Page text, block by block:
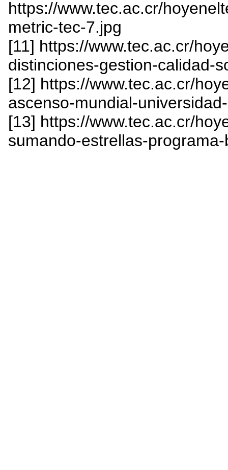
https://www.tec.ac.cr/
metric-tec-7.jpg
[11] https://www.tec.ac.cr/
distinciones-gestion-calidad-
[12] https://www.tec.ac.cr/
ascenso-mundial-
[13] https://www.tec.ac.cr/
sumando-estrellas-